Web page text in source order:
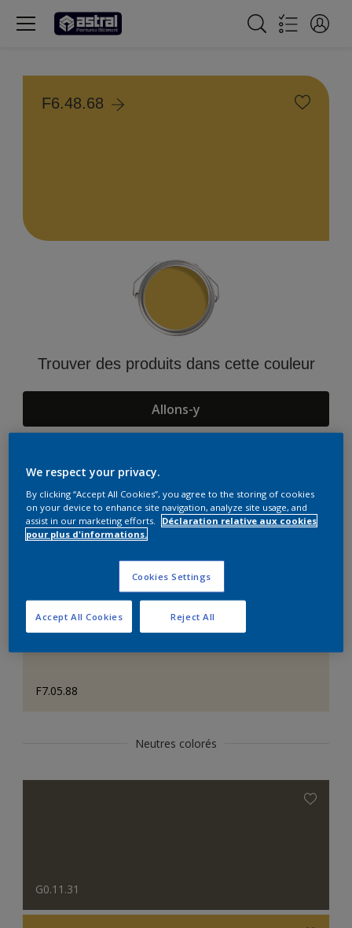
F6.48.68
Trouver des produits dans cette couleur
Allons-y
Suggestions d'Harmonies
F7.05.88
Neutres colorés
G0.11.31
We respect your privacy.
By clicking “Accept All Cookies”, you agree to the storing of cookies
on your device to enhance site navigation, analyze site usage, and
assist in our marketing efforts.
Déclaration relative aux cookies
pour plus d'informations.
Cookies Settings
Reject All
Accept All Cookies